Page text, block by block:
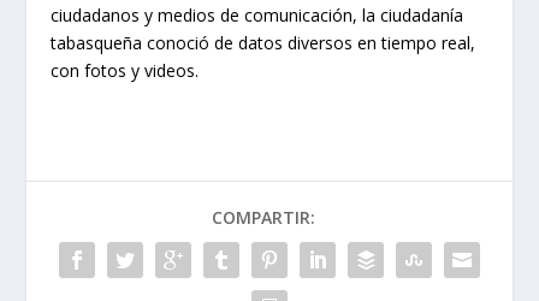
ciudadanos y medios de comunicación, la ciudadanía
tabasqueña conoció de datos diversos en tiempo real,
con fotos y videos.
COMPARTIR: